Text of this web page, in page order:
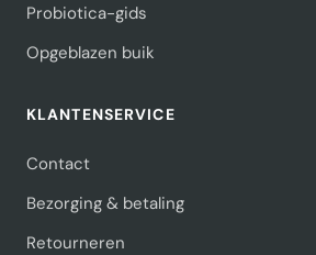
Probiotica-gids
Opgeblazen buik
KLANTENSERVICE
Contact
Bezorging & betaling
Retourneren